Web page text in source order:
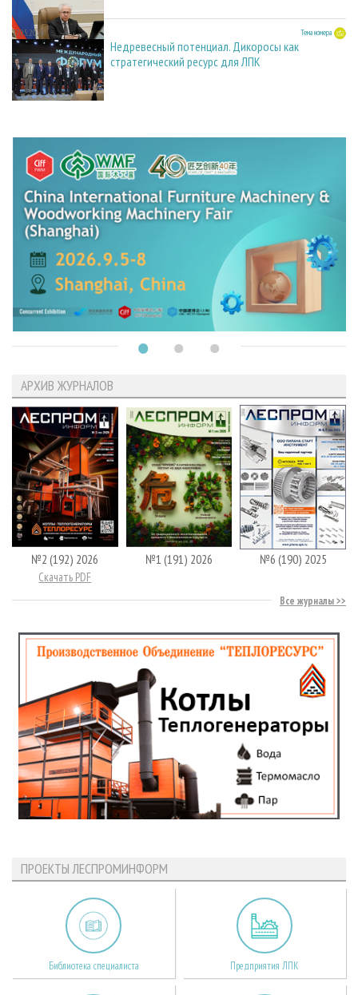
27.05.2026 Тема номера
Недревесный потенциал. Дикоросы как
стратегический ресурс для ЛПК
АРХИВ ЖУРНАЛОВ
№2 (192) 2026
Скачать PDF
№1 (191) 2026 №6 (190) 2025
Все журналы
ПРОЕКТЫ ЛЕСПРОМИНФОРМ
Библиотека специалиста Предприятия ЛПК